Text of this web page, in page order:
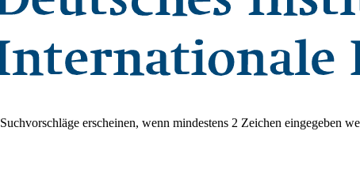
Suchvorschläge erscheinen, wenn mindestens 2 Zeichen eingegeben